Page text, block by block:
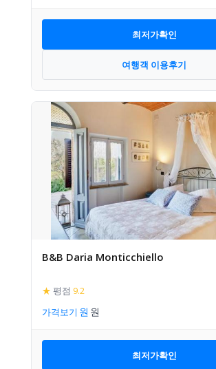
최저가확인
여행객 이용후기
B&B Daria Monticchiello
★ 평점 9.2
가격보기
최저가확인